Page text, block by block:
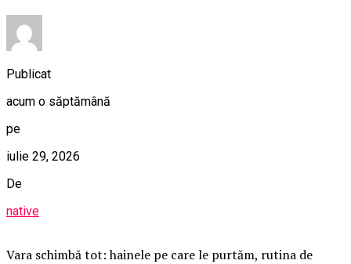
Publicat
acum o săptămână
pe
iulie 29, 2026
De
native
Vara schimbă tot: hainele pe care le purtăm, rutina de